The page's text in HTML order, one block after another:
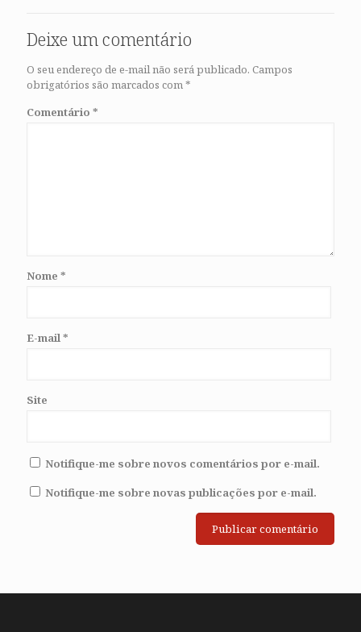
Deixe um comentário
O seu endereço de e-mail não será publicado. Campos
obrigatórios são marcados com*
Comentário *
Nome *
E-mail*
Site
Notifique-me sobre novos comentários por e-mail.
Notifique-me sobre novas publicações por e-mail.